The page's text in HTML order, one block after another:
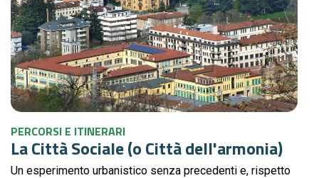
PERCORSI E ITINERARI
La Città Sociale (o Città dell'armonia)
Un esperimento urbanistico senza precedenti e, rispetto